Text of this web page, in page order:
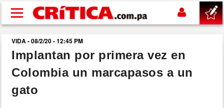
Pasar al contenido principal
buscar
SUCESOS
VIDA - 08/2/20 - 12:45 PM
Implantan por primera vez en
Colombia un marcapasos a un
gato